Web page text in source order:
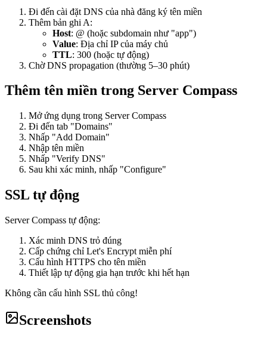
Đi đến cài đặt DNS của nhà đăng ký tên miền
Thêm bản ghi A:
Host: @ (hoặc subdomain như "app")
Value: Địa chỉ IP của máy chủ
TTL: 300 (hoặc tự động)
Chờ DNS propagation (thường 5–30 phút)
Thêm tên miền trong Server Compass
Mở ứng dụng trong Server Compass
Đi đến tab "Domains"
Nhấp "Add Domain"
Nhập tên miền
Nhấp "Verify DNS"
Sau khi xác minh, nhấp "Configure"
SSL tự động
Server Compass tự động:
Xác minh DNS trỏ đúng
Cấp chứng chỉ Let's Encrypt miễn phí
Cấu hình HTTPS cho tên miền
Thiết lập tự động gia hạn trước khi hết hạn
Không cần cấu hình SSL thủ công!
Screenshots